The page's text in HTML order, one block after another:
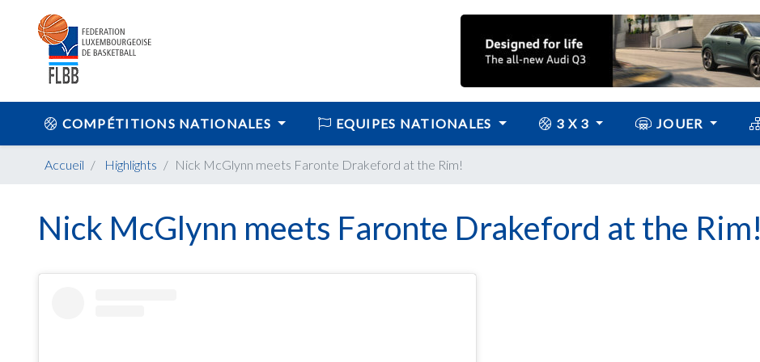
COMPÉTITIONS NATIONALES EQUIPES NATIONALES 3 X 3 JOUER
Accueil Highlights Nick McGlynn meets Faronte Drakeford at the Rim!
Nick McGlynn meets Faronte Drakeford at the Rim!